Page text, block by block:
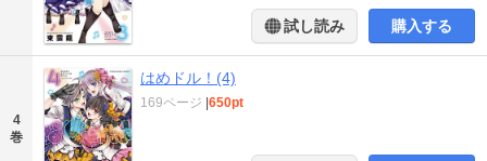
試し読み 購入する
4
巻
はめドル！(4)
169ページ |650pt